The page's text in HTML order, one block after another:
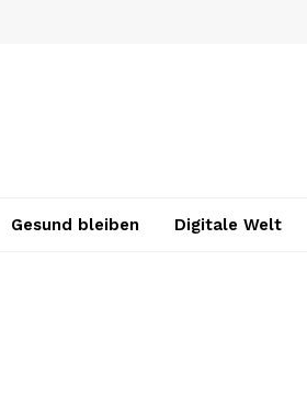
Gesund bleiben Digitale Welt